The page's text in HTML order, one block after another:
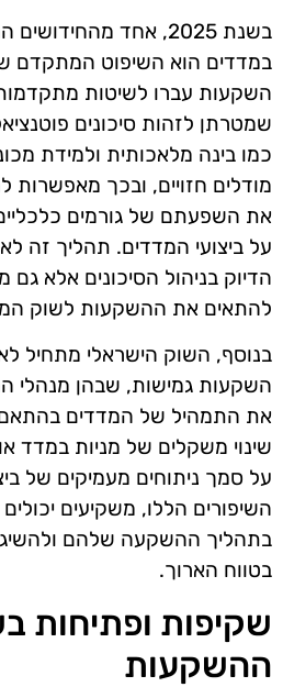
בשנת 2025, אחד
במדדים הוא השיפוט המתקדם
השקעות עברו לשיטות
שמטרתן לזהות סיכונים
כמו בינה מלאכותית ולמידת
מודלים חזויים, ובכך מאפשרות
את השפעתם של גורמים כלכליים,
על ביצועי המדדים. תהליך זה
הדיוק בניהול הסיכונים אלא גם
להתאים את ההשקעות לשוק
בנוסף, השוק הישראלי מתחיל
השקעות גמישות, שבהן מנהלי
את התמהיל של המדדים בהתאם
שינוי משקלים של מניות במדד
על סמך ניתוחים מעמיקים של
השיפורים הללו, משקיעים
בתהליך ההשקעה שלהם ולהשיג
בטווח הארוך.
שקיפות ופתיחות
ההשקעות